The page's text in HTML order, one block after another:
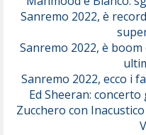
Sanremo 2022, è
Sanremo 2022, è
Sanremo 2022, ecco i
Ed Sheeran:
Zucchero con